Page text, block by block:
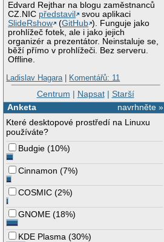
Edvard Rejthar na blogu zaměstnanců
CZ.NIC představil
svou aplikaci
SlideRshow
(GitHub ). Funguje jako
prohlížeč fotek, ale i jako jejich
organizér a prezentátor. Neinstaluje se,
běží přímo v prohlížeči. Bez serveru.
Offline.
Ladislav Hagara| Komentářů: 11
Centrum | Napsat| Starší
navrhněte »
Anketa
Které desktopové prostředí na Linuxu
používáte?
Budgie (10%)
Cinnamon (7%)
COSMIC (2%)
GNOME (18%)
KDE Plasma (30%)